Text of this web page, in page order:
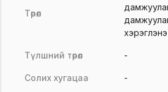
Төрөл
хэрэглэнэ
Түлшний төрөл -
Солих хугацаа -